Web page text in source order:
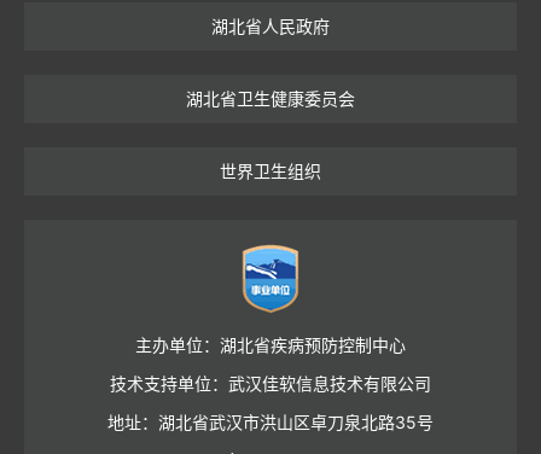
湖北省人民政府
湖北省卫生健康委员会
世界卫生组织
主办单位：湖北省疾病预防控制中心
技术支持单位：武汉佳软信息技术有限公司
地址：湖北省武汉市洪山区卓刀泉北路35号